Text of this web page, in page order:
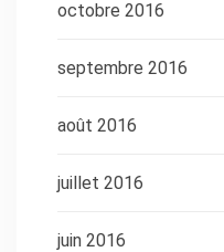
octobre 2016
septembre 2016
août 2016
juillet 2016
juin 2016